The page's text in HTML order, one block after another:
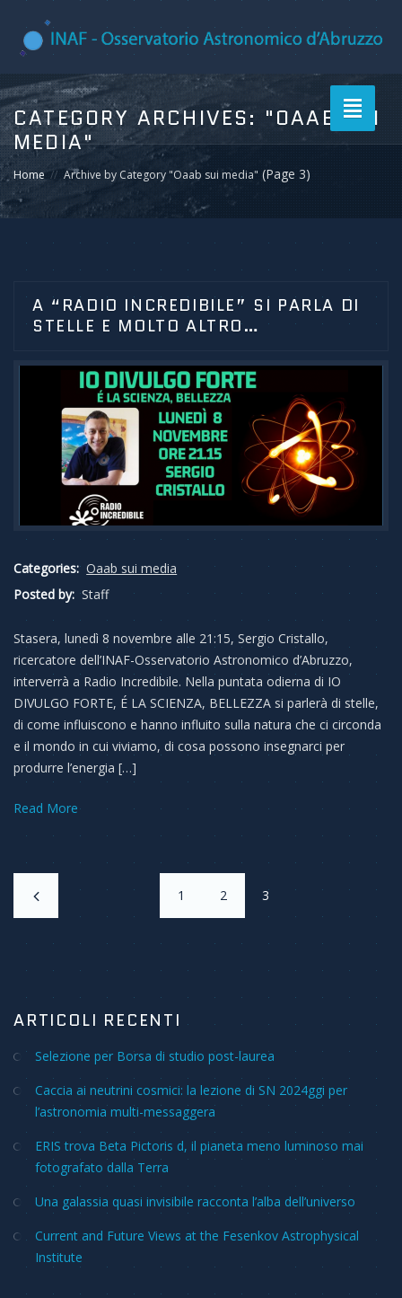
Toggle
CATEGORY ARCHIVES: "OAAB SUI
MEDIA"
Home Archive by Category "Oaab sui media" (Page 3)
A “RADIO INCREDIBILE” SI PARLA DI
STELLE E MOLTO ALTRO…
Categories: Oaab sui media
Posted by: Staff
Stasera, lunedì 8 novembre alle 21:15, Sergio Cristallo,
ricercatore dell’INAF-Osservatorio Astronomico d’Abruzzo,
interverrà a Radio Incredibile. Nella puntata odierna di IO
DIVULGO FORTE, É LA SCIENZA, BELLEZZA si parlerà di stelle,
di come influiscono e hanno influito sulla natura che ci circonda
e il mondo in cui viviamo, di cosa possono insegnarci per
produrre l’energia […]
Read More
1 2 3
ARTICOLI RECENTI
Selezione per Borsa di studio post-laurea
Caccia ai neutrini cosmici: la lezione di SN 2024ggi per
l’astronomia multi-messaggera
ERIS trova Beta Pictoris d, il pianeta meno luminoso mai
fotografato dalla Terra
Una galassia quasi invisibile racconta l’alba dell’universo
Current and Future Views at the Fesenkov Astrophysical
Institute